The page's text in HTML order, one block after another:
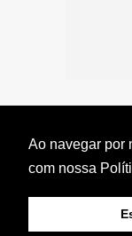
Ao navegar por
com nossa
© Copyright